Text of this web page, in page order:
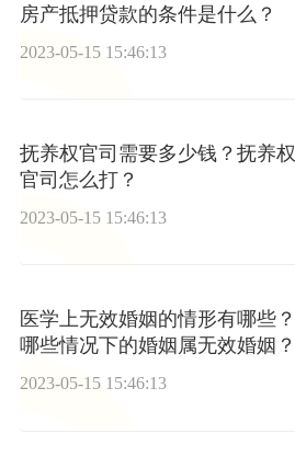
房产抵押贷款的条件是什么？
2023-05-15 15:46:13
抚养权官司需要多少钱？抚养权
官司怎么打？
2023-05-15 15:46:13
医学上无效婚姻的情形有哪些？
哪些情况下的婚姻属无效婚姻？
2023-05-15 15:46:13